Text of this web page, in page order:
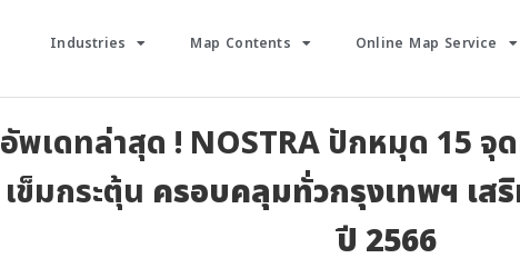
Industries Map Contents Online Map Service
อัพเดทล่าสุด ! NOSTRA ปักหมุด 15 จุ
เข็มกระตุ้น ครอบคลุมทั่วกรุงเทพฯ เ
ปี 2566